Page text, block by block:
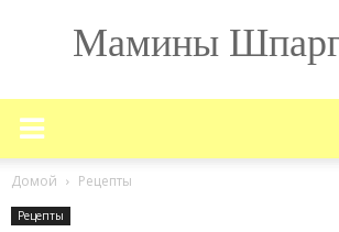
Мамины
Домой Рецепты
Рецепты